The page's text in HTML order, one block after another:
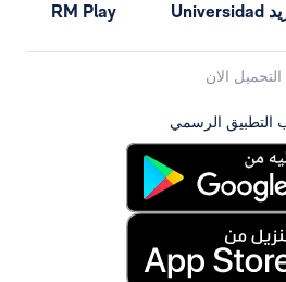
الأكاديمية الجامعية ريال مدريد Universidad
RM Play
التحميل الان
التطبيق الرسمي